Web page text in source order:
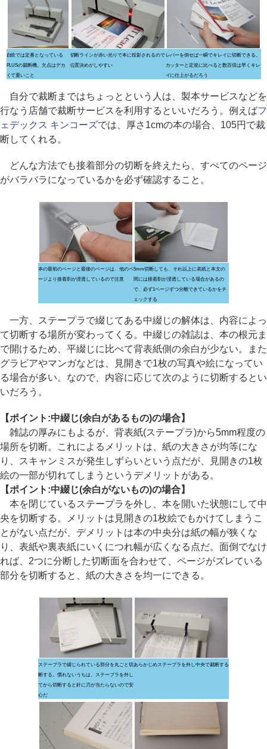
自炊では定番となっている
PLUSの裁断機。欠点はデカ
くて重いこと
切断ラインが赤い光りで本に投影されるので
位置決めがしやすい
レバーを倒せば一瞬でキレイに切断できる。
カッターと定規に比べると数百倍は早くキレ
イに仕上がるだろう
自分で裁断まではちょっとという人は、製本サービスなどを
行なう店舗で裁断サービスを利用するといいだろう。例えばフ
ェデックス キンコーズでは、厚さ1cmの本の場合、105円で裁
断してくれる。
どんな方法でも接着部分の切断を終えたら、すぺてのページ
がバラバラになっているかを必ず確認すること。
本の最初のページと最後のページは、他のペ
ージより接着剤が浸透しているので注意
5mm切断しても、それ以上に表紙と本文の
間には接着剤が浸透している場合があるの
で、必ず1ページずつ分離できているかをチ
ェックする
一方、ステープラで綴じてある中綴じの解体は、内容によっ
て切断する場所が変わってくる。中綴じの雑誌は、本の根元ま
で開けるため、平綴じに比べて背表紙側の余白が少ない。また
グラビアやマンガなどは、見開きで1枚の写真や絵になってい
る場合が多い。なので、内容に応じて次のように切断するとい
いだろう。
【ポイント:中綴じ(余白があるもの)の場合】
雑誌の厚みにもよるが、背表紙(ステープラ)から5mm程度の
場所を切断。これによるメリットは、紙の大きさが均等にな
り、スキャンミスが発生しずらいという点だが、見開きの1枚
絵の一部が切れてしまうというデメリットがある。
【ポイント:中綴じ(余白がないもの)の場合】
本を閉じているステープラを外し、本を開いた状態にして中
央を切断する。メリットは見開きの1枚絵でもかけてしまうこ
とがない点だが、デメリットは本の中央分は紙の幅が狭くな
り、表紙や裏表紙にいくにつれ幅が広くなる点だ。面倒でなけ
れば、2つに分断した切断面を合わせて、ページがズレている
部分を切断すると、紙の大きさを均一にできる。
ステープラで綴じられている部分を丸ごと切
断する。慣れないうちは、ステープラを外し
てから切断すると針に刃が当たらないので安
心だ
あらかじめステープラを外し中央で裁断する